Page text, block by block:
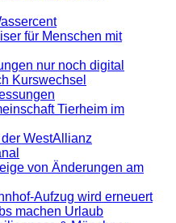
für Menschen mit
nur noch digital
Kurswechsel
Tierheim im
WestAllianz
von Änderungen am
Aufzug wird erneuert
machen Urlaub